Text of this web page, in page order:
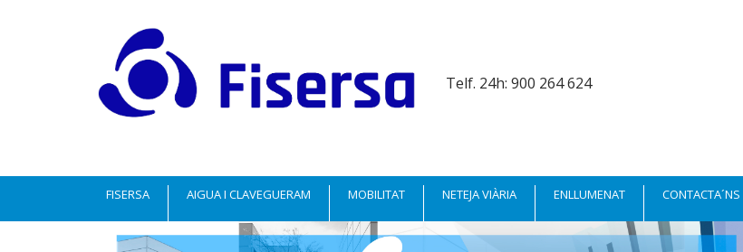
Telf. 24h: 900 264 624
FISERSA AIGUA I CLAVEGUERAM MOBILITAT NETEJA VIÀRIA ENLLUMENAT CONTACTA´NS